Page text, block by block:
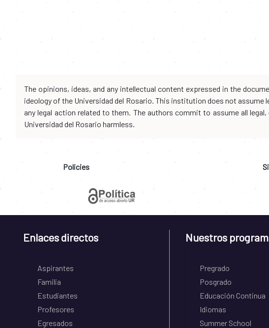
The opinions, ideas, and any intellectual content expressed in the
ideology of the Universidad del Rosario. This institution does not
any legal action related to them. The authors commit to assume all
Universidad del Rosario harmless.
Policies
Enlaces directos
Aspirantes
Familia
Estudiantes
Profesores
Egresados
Nuestros
Pregrado
Posgrado
Educación Continua
Idiomas
Summer School